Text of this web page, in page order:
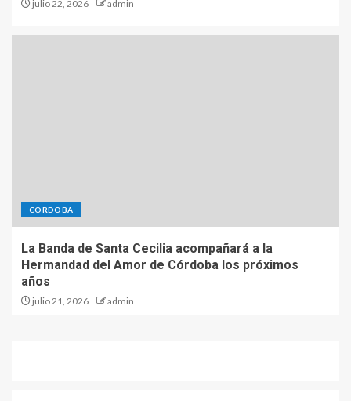
julio 22, 2026 admin
CORDOBA
La Banda de Santa Cecilia acompañará a la
Hermandad del Amor de Córdoba los próximos
años
julio 21, 2026 admin